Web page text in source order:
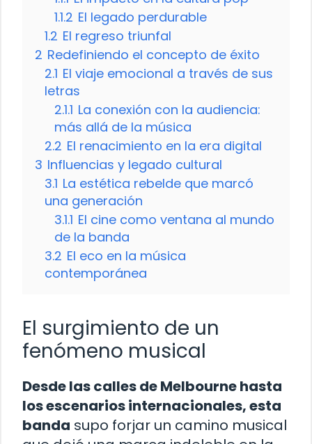
1.1.2 El legado perdurable
1.2 El regreso triunfal
2 Redefiniendo el concepto de éxito
2.1 El viaje emocional a través de sus
letras
2.1.1 La conexión con la audiencia:
más allá de la música
2.2 El renacimiento en la era digital
3 Influencias y legado cultural
3.1 La estética rebelde que marcó
una generación
3.1.1 El cine como ventana al mundo
de la banda
3.2 El eco en la música
contemporánea
El surgimiento de un
fenómeno musical
Desde las calles de Melbourne hasta
los escenarios internacionales, esta
banda supo forjar un camino musical